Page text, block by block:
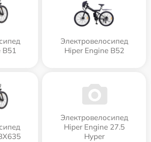
B51
Электровелосипед
Hiper Engine B52
Электровелосипед
Hiper Engine 27.5
Нyper